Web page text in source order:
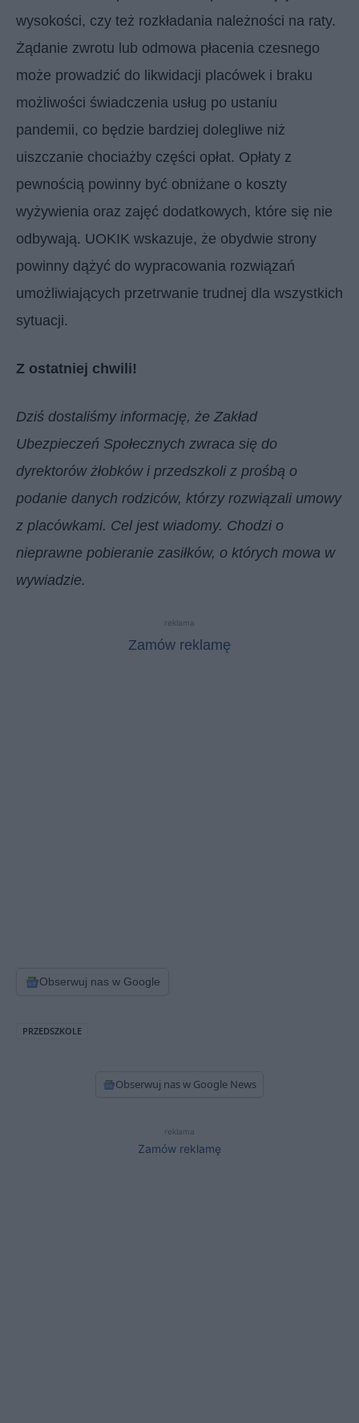
wysokości, czy też rozkładania należności na raty.
Żądanie zwrotu lub odmowa płacenia czesnego
może prowadzić do likwidacji placówek i braku
możliwości świadczenia usług po ustaniu
pandemii, co będzie bardziej dolegliwe niż
uiszczanie chociażby części opłat. Opłaty z
pewnością powinny być obniżane o koszty
wyżywienia oraz zajęć dodatkowych, które się nie
odbywają. UOKIK wskazuje, że obydwie strony
powinny dążyć do wypracowania rozwiązań
umożliwiających przetrwanie trudnej dla wszystkich
sytuacji.
Z ostatniej chwili!
Dziś dostaliśmy informację, że Zakład
Ubezpieczeń Społecznych zwraca się do
dyrektorów żłobków i przedszkoli z prośbą o
podanie danych rodziców, którzy rozwiązali umowy
z placówkami. Cel jest wiadomy. Chodzi o
nieprawne pobieranie zasiłków, o których mowa w
wywiadzie.
reklama
Zamów reklamę
Obserwuj nas w Google
PRZEDSZKOLE
Obserwuj nas w Google News
reklama
Zamów reklamę